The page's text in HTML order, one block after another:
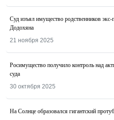
Суд изъял имущество родственников
Додохяна
21 ноября 2025
Росимущество получило контроль над
суда
30 октября 2025
На Солнце образовался гигантский